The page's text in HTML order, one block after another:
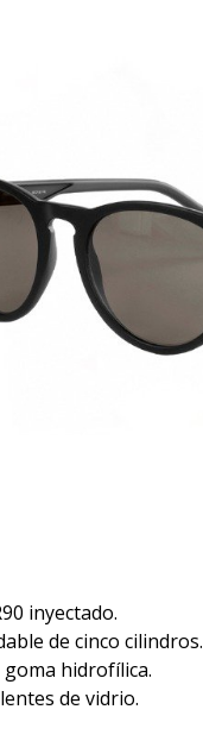
inyectado.
de cinco cilindros.
hidrofílica.
de vidrio.